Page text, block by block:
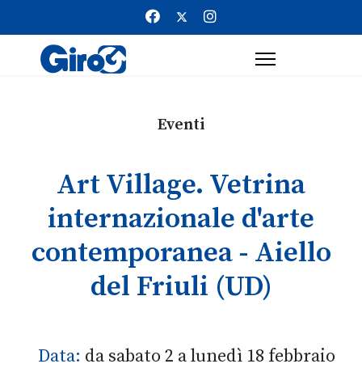
Eventi
Art Village. Vetrina
internazionale d'arte
contemporanea - Aiello
del Friuli (UD)
Data: da sabato 2 a lunedì 18 febbraio